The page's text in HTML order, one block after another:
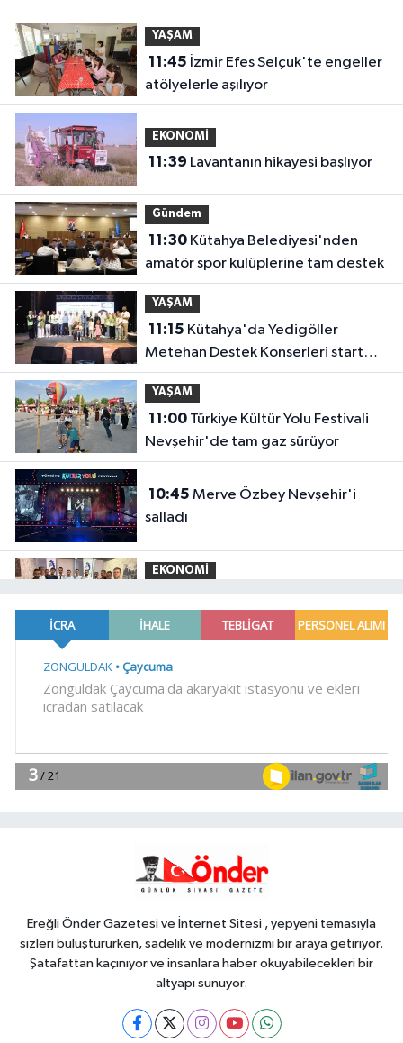
YAŞAM
11:45
atölyelerle aşılıyor
EKONOMİ
11:39 Lavantanın hikayesi başlıyor
Gündem
11:30Kütahya Belediyesi'nden
amatör spor kulüplerine tam destek
YAŞAM
11:15
Metehan Destek Konserleri start
aldı
YAŞAM
11:00Türkiye Kültür Yolu Festivali
Nevşehir'de tam gaz sürüyor
10:45
salladı
EKONOMİ
Bayındırlık'tan tarihi adım: İlk şube
Diyarbakır'da açıldı
10:30Muğla Milas'ta 'Mylasa
10:00
transfer etti
Ereğli Önder Gazetesi ve İnternet Sitesi , yepyeni temasıyla
sizleri buluştururken, sadelik ve modernizmi bir araya getiriyor.
Şatafattan kaçınıyor ve insanlara haber okuyabilecekleri bir
altyapı sunuyor.